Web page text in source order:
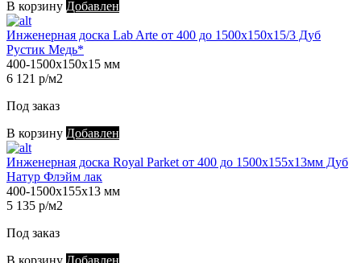
В корзину Добавлен
Инженерная доска Lab Arte от 400 до 1500х150х15/3 Дуб
Рустик Медь*
400-1500х150х15 мм
6 121 р/м2
Под заказ
В корзину Добавлен
Инженерная доска Royal Parket от 400 до 1500х155х13мм Дуб
Натур Флэйм лак
400-1500х155х13 мм
5 135 р/м2
Под заказ
В корзину Добавлен